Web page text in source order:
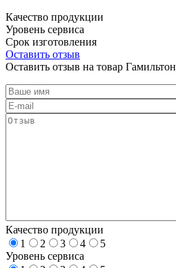
Качество продукции
Уровень сервиса
Срок изготовления
Оставить отзыв
Оставить отзыв на товар Гамильтон
Качество продукции
1
2 3 4
5
Уровень сервиса